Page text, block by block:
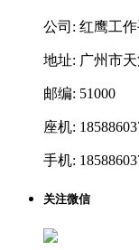
公司: 红鹰工作
地址: 广州市
邮编: 51000
座机:
手机:
关注微信